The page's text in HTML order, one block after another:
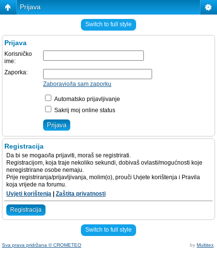
Prijava
Switch to full style
Prijava
Korisničko
ime:
Zaporka:
Zaboravio/la sam zaporku
Automatsko prijavljivanje
Sakrij moj online status
Registracija
Da bi se mogao/la prijaviti, moraš se registrirati.
Registracijom, koja traje nekoliko sekundi, dobivaš ovlasti/mogućnosti koje
neregistrirane osobe nemaju.
Prije registriranja/prijavljivanja, molim(o), prouči Uvjete korištenja i Pravila
koja vrijede na forumu.
Uvjeti korištenja
Zaštita privatnosti
Registracija
Switch to full style
Sva prava pridržana © CROMETEO by Multitex